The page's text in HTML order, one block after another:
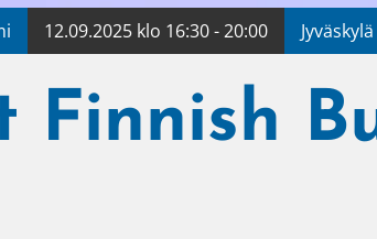
12.09.2025 klo 16:30 - 20:00 Jyväskylä
Finnish